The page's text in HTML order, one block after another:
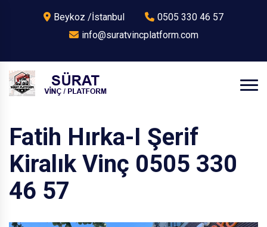
Beykoz /İstanbul
0505 330 46 57
info@suratvincplatform.com
Fatih Hırka-I Şerif
Kiralık Vinç 0505 330
46 57